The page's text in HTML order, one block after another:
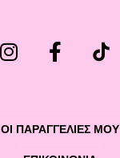
ΟΙ ΠΑΡΑΓΓΕΛΙΕΣ ΜΟΥ